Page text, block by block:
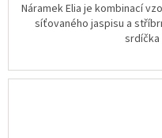
Náramek Elia je kombinací
síťovaného jaspisu a
srdíčka